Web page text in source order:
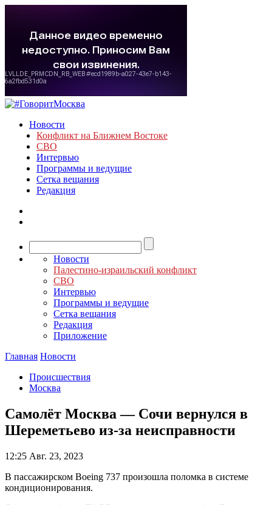
Новости
Конфликт на Ближнем Востоке
СВО
Интервью
Программы и ведущие
Сетка вещания
Редакция
Новости
Палестино-израильский конфликт
СВО
Интервью
Программы и ведущие
Сетка вещания
Редакция
Приложение
Главная Новости
Происшествия
Москва
Самолёт Москва — Сочи вернулся в
Шереметьево из-за неисправности
12:25 Авг. 23, 2023
В пассажирском Boeing 737 произошла поломка в системе
кондиционирования.